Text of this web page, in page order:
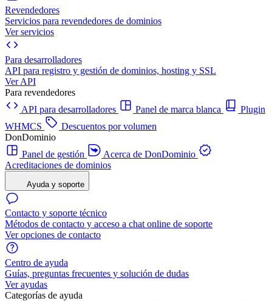
Revendedores
Servicios para revendedores de dominios
Ver servicios
Para desarrolladores
API para registro y gestión de dominios, hosting y SSL
Ver API
Para revendedores
API para desarrolladores
Panel de marca blanca
Plugin
WHMCS
Descuentos por volumen
DonDominio
Panel de gestión
Acerca de DonDominio
Acreditaciones de dominios
Ayuda y soporte
Contacto y soporte técnico
Métodos de contacto y acceso a chat online de soporte
Ver opciones de contacto
Centro de ayuda
Guías, preguntas frecuentes y solución de dudas
Ver ayudas
Categorías de ayuda